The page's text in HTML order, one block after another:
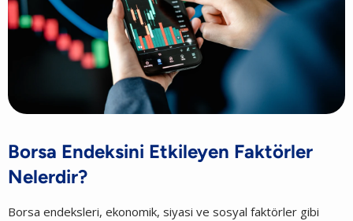
Borsa Endeksini Etkileyen Faktörler
Nelerdir?
Borsa endeksleri, ekonomik, siyasi ve sosyal faktörler gibi